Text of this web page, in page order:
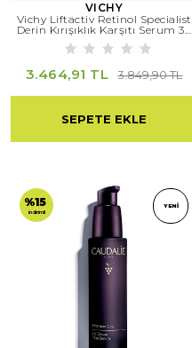
VICHY
Vichy Liftactiv Retinol Specialist
Derin Kırışıklık Karşıtı Serum 30
Ml
3.464,91 TL 3.849,90 TL
SEPETE EKLE
%15
indirimli
YENI